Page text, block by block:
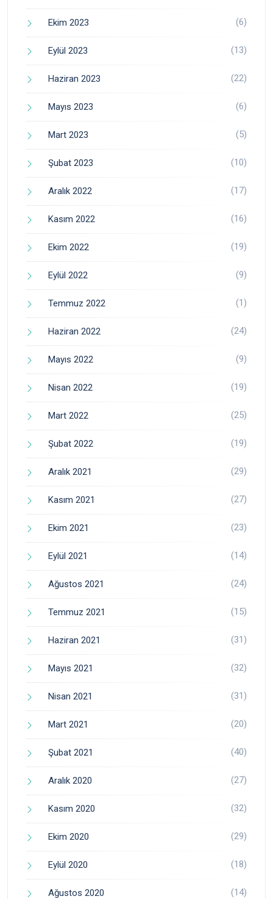
Ekim 2023 (6)
Eylül 2023 (13)
Haziran 2023 (22)
Mayıs 2023 (6)
Mart 2023 (5)
Şubat 2023 (10)
Aralık 2022 (17)
Kasım 2022 (16)
Ekim 2022 (19)
Eylül 2022 (9)
Temmuz 2022 (1)
Haziran 2022 (24)
Mayıs 2022 (9)
Nisan 2022 (19)
Mart 2022 (25)
Şubat 2022 (19)
Aralık 2021 (29)
Kasım 2021 (27)
Ekim 2021 (23)
Eylül 2021 (14)
Ağustos 2021 (24)
Temmuz 2021 (15)
Haziran 2021 (31)
Mayıs 2021 (32)
Nisan 2021 (31)
Mart 2021 (20)
Şubat 2021 (40)
Aralık 2020 (27)
Kasım 2020 (32)
Ekim 2020 (29)
Eylül 2020 (18)
Ağustos 2020 (14)